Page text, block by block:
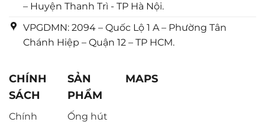
– Huyện Thanh Trì - TP Hà Nội.
VPGDMN: 2094 – Quốc Lộ 1 A – Phường Tân
Chánh Hiệp – Quận 12 – TP HCM.
CHÍNH
SÁCH
Chính
SẢN
PHẨM
Ống hút
MAPS